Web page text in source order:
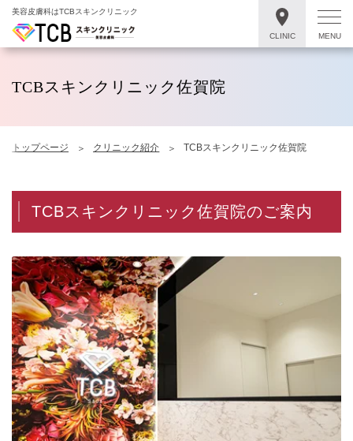
美容皮膚科はTCBスキンクリニック
TCBスキンクリニック佐賀院
トップページ クリニック紹介 TCBスキンクリニック佐賀院
TCBスキンクリニック佐賀院のご案内
CLINIC MENU